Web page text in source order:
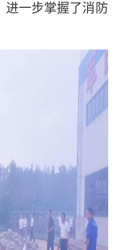
进一步掌握了消防